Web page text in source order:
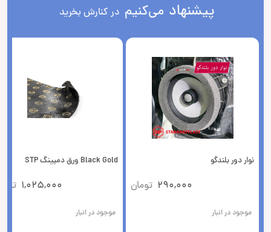
پیشنهاد می‌کنیم در کنارش بخرید
نوار دور بلندگو
290,000 تومان
موجود در انبار
Black Gold ورق دمپینگ STP
1,025,000
موجود در انبار